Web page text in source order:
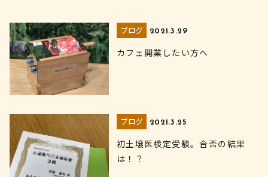
ブログ 2021.3.29
カフェ開業したい方へ
ブログ 2021.3.25
初土壌医検定受験。合否の結果
は！？